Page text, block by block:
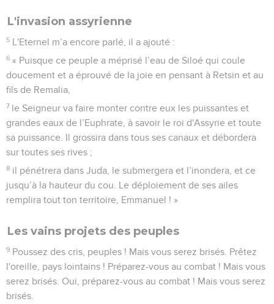
L'invasion assyrienne
5 L'Eternel m’a encore parlé, il a ajouté :
6 « Puisque ce peuple a méprisé l’eau de Siloé qui coule
doucement et a éprouvé de la joie en pensant à Retsin et au
fils de Remalia,
7 le Seigneur va faire monter contre eux les puissantes et
grandes eaux de l’Euphrate, à savoir le roi d'Assyrie et toute
sa puissance. Il grossira dans tous ses canaux et débordera
sur toutes ses rives ;
8 il pénétrera dans Juda, le submergera et l’inondera, et ce
jusqu’à la hauteur du cou. Le déploiement de ses ailes
remplira tout ton territoire, Emmanuel ! »
Les vains projets des peuples
9 Poussez des cris, peuples ! Mais vous serez brisés. Prêtez
l'oreille, pays lointains ! Préparez-vous au combat ! Mais vous
serez brisés. Oui, préparez-vous au combat ! Mais vous serez
brisés.